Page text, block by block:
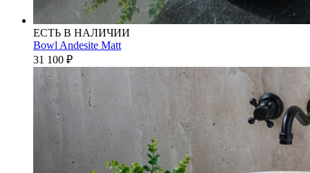
ЕСТЬ В НАЛИЧИИ
Bowl Andesite Matt
31 100 ₽